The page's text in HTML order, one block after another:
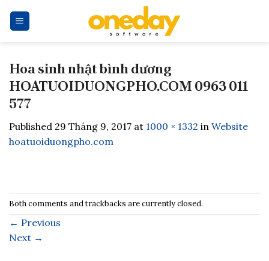
Hoa sinh nhật bình dương
HOATUOIDUONGPHO.COM 0963 011
577
Published 29 Tháng 9, 2017 at 1000 × 1332 in Website
hoatuoiduongpho.com
Both comments and trackbacks are currently closed.
← Previous
Next →